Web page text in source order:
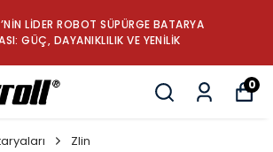
LİDER ROBOT SÜPÜRGE BATARYA
GÜÇ, DAYANIKLILIK VE YENİLİK
0
Zlin